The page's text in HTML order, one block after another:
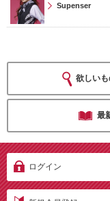
Supenser
欲しい
最
ログイン